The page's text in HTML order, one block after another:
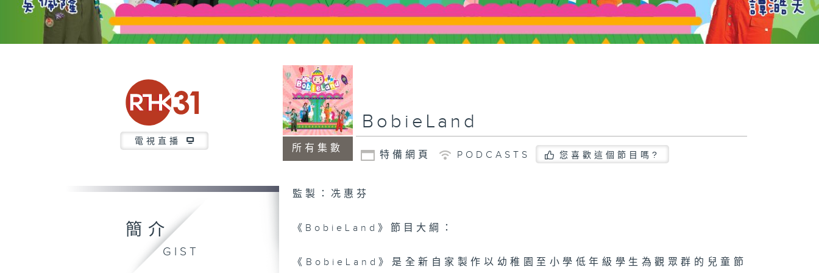
電視直播
所有集數
BobieLand
特備網頁 PODCASTS 您喜歡這個節目嗎?
簡介
GIST
監製：冼惠芬
《BobieLand》節目大綱：
《BobieLand》是全新自家製作以幼稚園至小學低年級學生為觀眾群的兒童節